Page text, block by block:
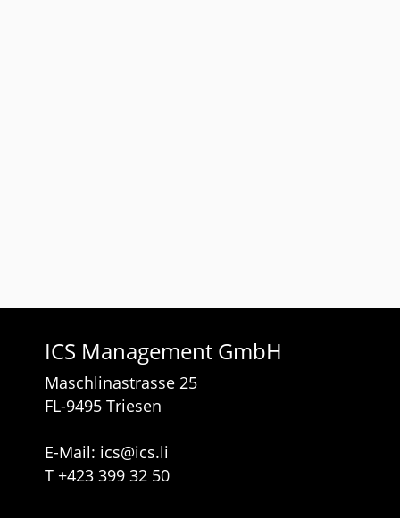
ICS Management GmbH
Maschlinastrasse 25
FL-9495 Triesen
E-Mail: ics@ics.li
T +423 399 32 50